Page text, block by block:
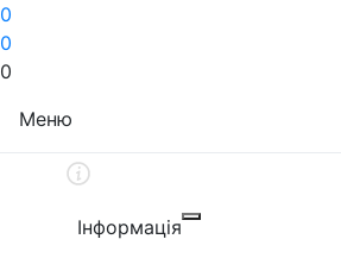
0
0
0
Меню
Інформація